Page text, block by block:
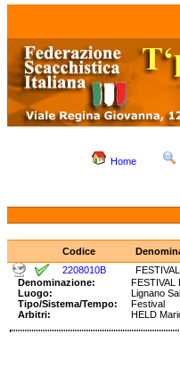
Home
Codice
2208010B
Denominazione:
Luogo:
Lignano
Tipo/Sistema/Tempo:
Festival
Arbitri:
HELD